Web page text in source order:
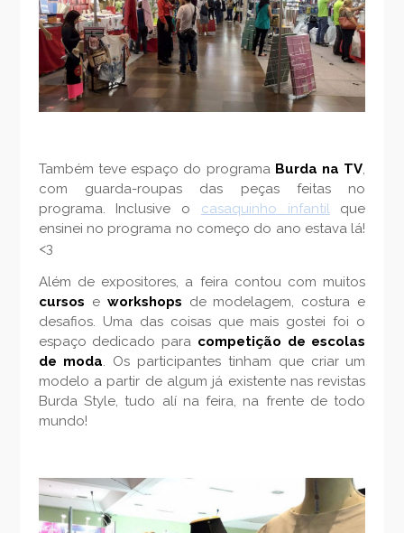
Também teve espaço do programa Burda na TV,
com guarda-roupas das peças feitas no
programa. Inclusive o casaquinho infantilque
ensinei no programa no começo do ano estava lá!
<3
Além de expositores, a feira contou com muitos
cursos e workshops de modelagem, costura e
desafios. Uma das coisas que mais gostei foi o
espaço dedicado para competição de escolas
de moda. Os participantes tinham que criar um
modelo a partir de algum já existente nas revistas
Burda Style, tudo alí na feira, na frente de todo
mundo!